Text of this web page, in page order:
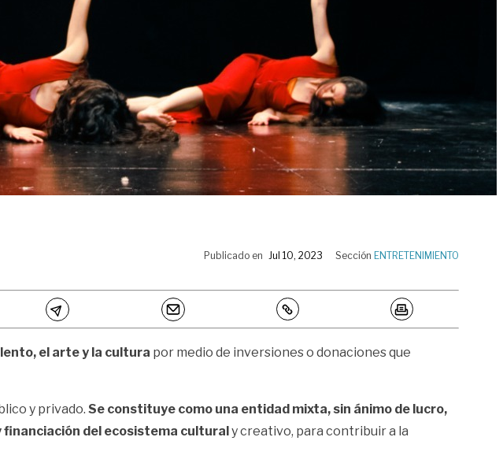
Publicado en Jul 10, 2023 Sección ENTRETENIMIENTO
el arte y la cultura por medio de inversiones o donaciones que
y privado. Se constituye como una entidad mixta, sin ánimo de lucro,
financiación del ecosistema culturaly creativo, para contribuir a la